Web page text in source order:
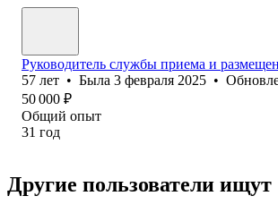
Руководитель службы приема и
57 лет • Была 3 февраля 2025 •
50 000 ₽
Общий опыт
31 год
Другие пользователи ищут